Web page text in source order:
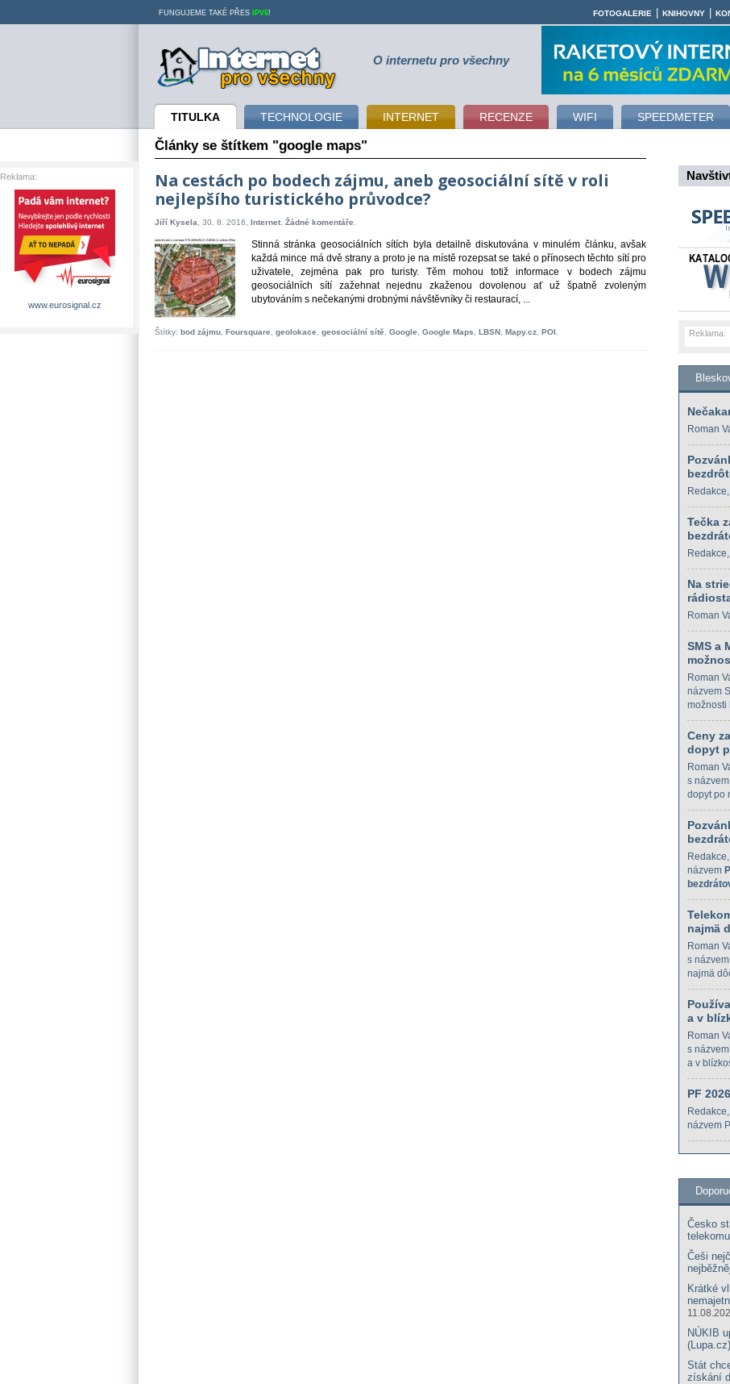
Internet pro všechny O internetu pro všechny
TITULKA TECHNOLOGIE INTERNET RECENZE WIFI SPEEDMETER
FUNGUJEME TAKÉ PŘES IPV6! FOTOGALERIE KNIHOVNY
Články se štítkem "google maps"
Na cestách po bodech zájmu, aneb geosociální sítě v roli
nejlepšího turistického průvodce?
Jiří Kysela, 30. 8. 2016, Internet. Žádné komentáře.
Stinná stránka geosociálních sítích byla detailně diskutována v minulém článku, avšak
každá mince má dvě strany a proto je na místě rozepsat se také o přínosech těchto sítí pro
uživatele, zejména pak pro turisty. Těm mohou totiž informace v bodech zájmu
geosociálních sítí zažehnat nejednu zkaženou dovolenou ať už špatně zvoleným
ubytováním s nečekanými drobnými návštěvníky či restaurací, ...
Štítky: bod zájmu Foursquare geolokace geosociální sítě Google Google Maps LBSN Mapy.cz POI Reklama:
Roman
Redakce
Tečka
Redakce
Na
Roman
SMS a
Roman
názvem
možnosti
Ceny
dopyt
Roman
s
dopyt po
Redakce
názvem
najmä
Roman
s
najmä
a v
Roman
s
a v
PF 2026
Redakce
názvem
Česko
Češi
Krátké
NÚKIB
(Lupa.cz)
Stát
získání
Reklama:
www.eurosignal.cz